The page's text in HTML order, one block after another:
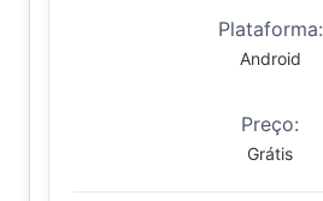
Plataforma:
Android
Preço:
Grátis